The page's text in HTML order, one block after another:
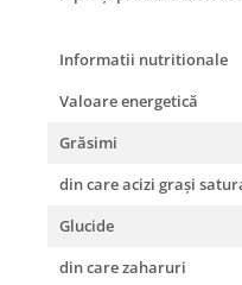
Informatii nutritionale
Valoare energetică
Grăsimi
din care acizi graşi
Glucide
din care zaharuri